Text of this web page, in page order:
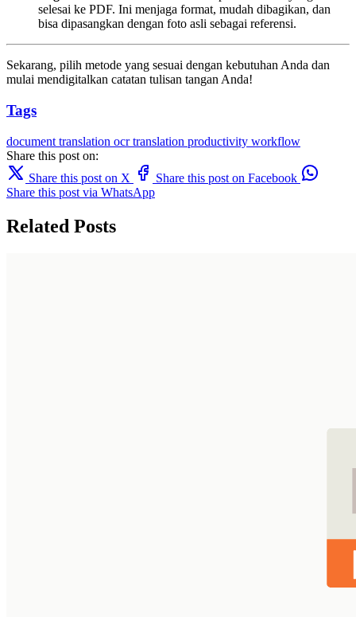
selesai ke PDF. Ini menjaga format, mudah dibagikan, dan
bisa dipasangkan dengan foto asli sebagai referensi.
Sekarang, pilih metode yang sesuai dengan kebutuhan Anda dan
mulai mendigitalkan catatan tulisan tangan Anda!
Tags
document translation ocrtranslation productivity workflow
Share this post on:
Share this post on X
Share this post on Facebook
Share this post via WhatsApp
Related Posts